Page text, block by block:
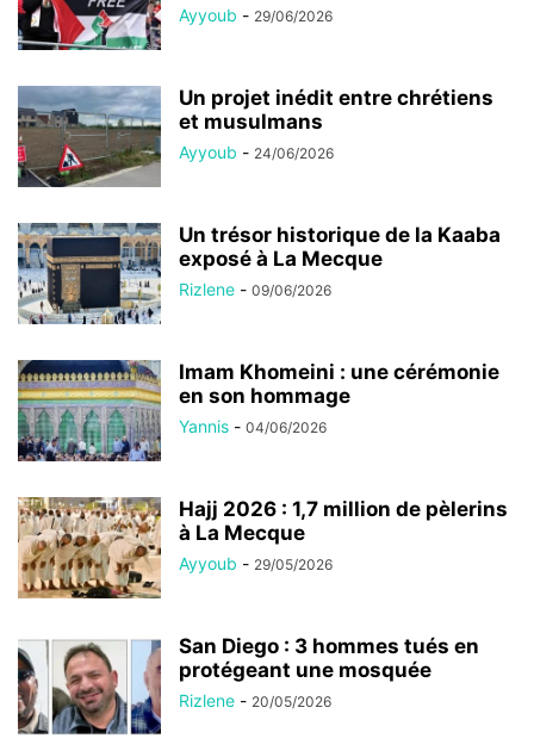
Ayyoub - 29/06/2026
Un projet inédit entre chrétiens
et musulmans
Ayyoub - 24/06/2026
Un trésor historique de la Kaaba
exposé à La Mecque
Rizlene - 09/06/2026
Imam Khomeini : une cérémonie
en son hommage
Yannis - 04/06/2026
Hajj 2026 : 1,7 million de pèlerins
à La Mecque
Ayyoub - 29/05/2026
San Diego : 3 hommes tués en
protégeant une mosquée
Rizlene - 20/05/2026